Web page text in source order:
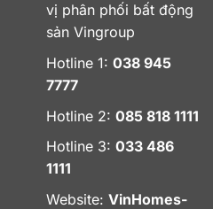
vị phân phối bất động
sản Vingroup
Hotline 1: 038 945
7777
Hotline 2: 085 818 1111
Hotline 3: 033 486
1111
Website: VinHomes-